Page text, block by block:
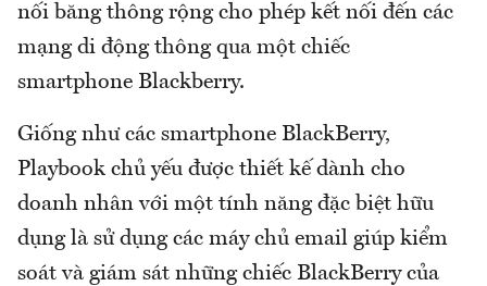
nối băng thông rộng cho phép kết nối đến các
mạng di động thông qua một chiếc
smartphone Blackberry.
Giống như các smartphone BlackBerry,
Playbook chủ yếu được thiết kế dành cho
doanh nhân với một tính năng đặc biệt hữu
dụng là sử dụng các máy chủ email giúp kiểm
soát và giám sát những chiếc BlackBerry của